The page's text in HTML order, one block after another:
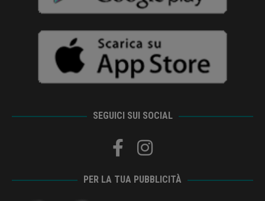
SEGUICI SUI SOCIAL
PER LA TUA PUBBLICITÀ